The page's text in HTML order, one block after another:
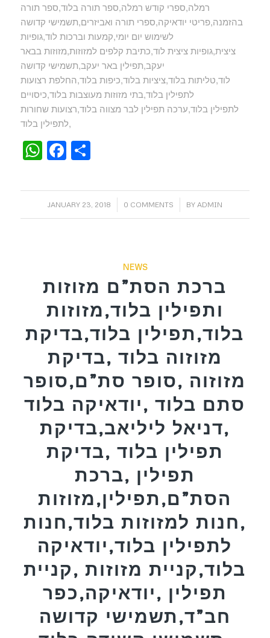
רמלה,ספרי קודש רמלה,ספר תורה בלוד,ספר תורה
בהזמנה,פריטי יודאיקה,ספרי תורה ואביזרים,תשמישי קדושה
לשימוש יום יומי,קמעות וברכות לוד,גופיות
ציצית,גופיות ציצית לוד,כתיבת קלפים למזוזות,מזוזות בבאר
יעקב,תפילין באר יעקב,תשמישי קדושה
לוד,טליתות בלוד,ציציות בלוד,כיפות בלוד,החלפת רצועות
לתפילין בלוד,בתי מזוזות מעוצבות בלוד,כיסויים
לתפילין בלוד,ערכה תפילין לבר מצווה בלוד,רצועות שחורות
לתפילין בלוד,
WhatsApp
Facebook
Share
JANUARY 23, 2018
/ 0 COMMENTS
/ BY ADMIN
NEWS
ברכת הסת”ם מזוזות
ותפילין בלוד,מזוזות
בלוד,תפילין בלוד,בדיקת
מזוזוה בלוד ,בדיקת
מזוזוה ,סופר סת”ם,סופר
סתם בלוד ,יודאיקה בלוד
,דניאל ליליאב,בדיקת
תפילין בלוד ,בדיקת
תפילין ,ברכת
הסת”ם,תפילין,מזוזות
,חנות למזוזות בלוד,חנות
לתפילין בלוד,יודאיקה
בלוד,קניית מזוזות ,קניית
תפילין ,יודאיקה,כפר
חב”ד,תשמישי קדושה